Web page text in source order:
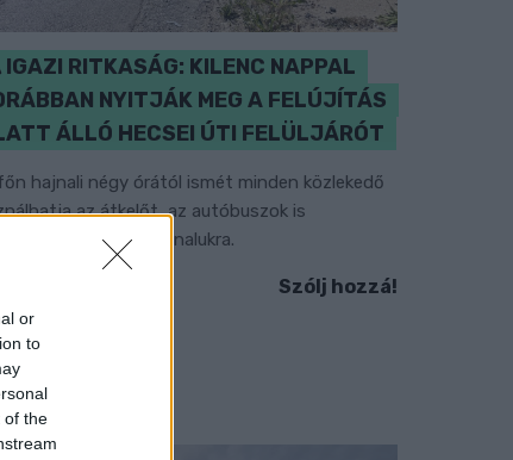
or
to
of the
IGAZI RITKASÁG: KILENC NAPPAL
NYITJÁK MEG A FELÚJÍTÁS
ÁLLÓ HECSEI ÚTI FELÜLJÁRÓT
hajnali négy órától ismét minden közlekedő
az átkelőt, az autóbuszok is
eredeti útvonalukra.
Szólj hozzá!